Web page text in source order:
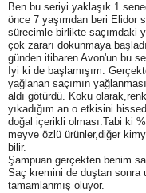
Ben bu seriyi yaklaşık 1
önce 7 yaşımdan beri Elidor
sürecimle birlikte saçımdaki
çok zararı dokunmaya
günden itibaren Avon'un bu
İyi ki de başlamışım.
yağlanan saçımın
aldı götürdü. Koku
yıkadığım an o etkisini
doğal içerikli olması.Tabi ki
meyve özlü ürünler,diğer
bilir.
Şampuan gerçekten benim
Saç kremini de duştan sonra
tamamlanmış oluyor.